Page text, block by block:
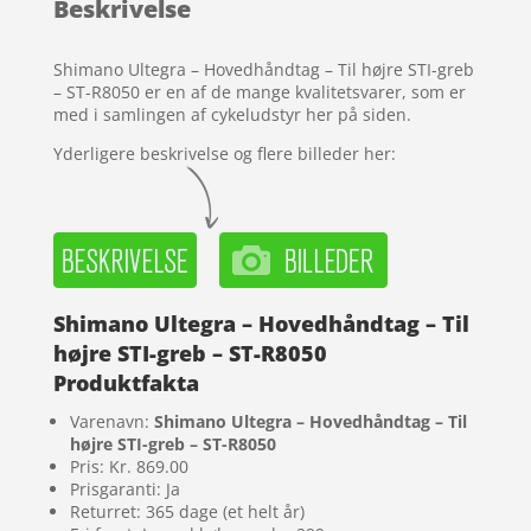
på
ømmels
er
Beskrivelse
Shimano Ultegra – Hovedhåndtag – Til højre STI-greb
– ST-R8050 er en af de mange kvalitetsvarer, som er
med i samlingen af cykeludstyr her på siden.
Yderligere beskrivelse og flere billeder her:
Shimano Ultegra – Hovedhåndtag – Til
højre STI-greb – ST-R8050
Produktfakta
Varenavn: Shimano Ultegra – Hovedhåndtag – Til
højre STI-greb – ST-R8050
Pris: Kr. 869.00
Prisgaranti: Ja
Returret: 365 dage (et helt år)